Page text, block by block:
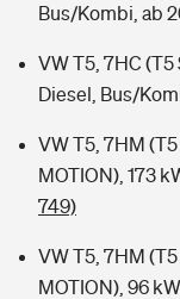
Bus/Kombi, ab
VW T5, 7HC (T5
Diesel, Bus/
VW T5, 7HM
MOTION), 173
749)
VW T5, 7HM
MOTION), 96